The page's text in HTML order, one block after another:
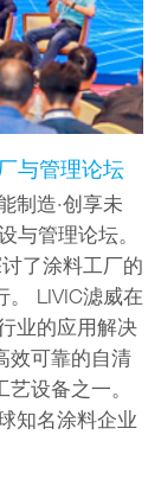
与管理论坛
制造·创享未
与管理论坛。
了涂料工厂的
。 LIVIC滤威在
业的应用解决
效可靠的自清
设备之一。
知名涂料企业